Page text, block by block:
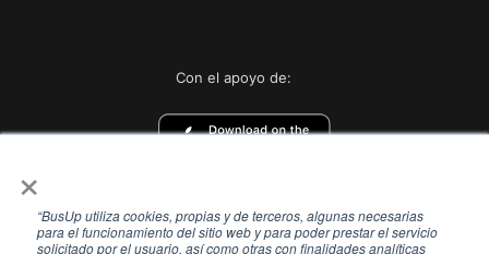
×
“BusUp utiliza cookies, propias y de terceros, algunas necesarias
para el funcionamiento del sitio web y para poder prestar el servicio
solicitado por el usuario, así como otras con finalidades analíticas
Con el apoyo de: